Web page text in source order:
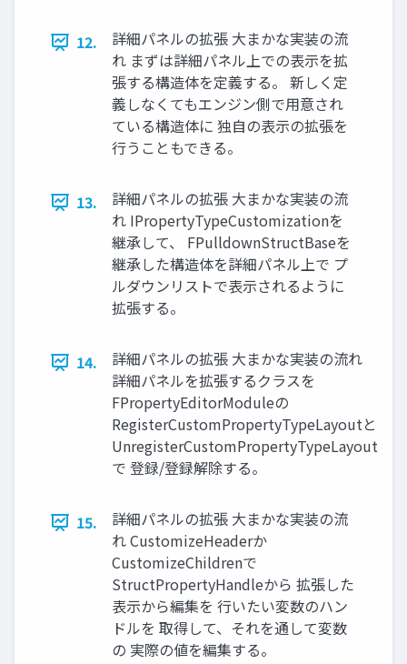
12.
詳細パネルの拡張 大まかな実装の流
れ まずは詳細パネル上での表示を拡
張する構造体を定義する。 新しく定
義しなくてもエンジン側で用意され
ている構造体に 独自の表示の拡張を
行うこともできる。
13.
詳細パネルの拡張 大まかな実装の流
れ IPropertyTypeCustomizationを
継承して、 FPulldownStructBaseを
継承した構造体を詳細パネル上で プ
ルダウンリストで表示されるように
拡張する。
14.
詳細パネルの拡張 大まかな実装の流れ
詳細パネルを拡張するクラスを
FPropertyEditorModuleの
RegisterCustomPropertyTypeLayoutと
UnregisterCustomPropertyTypeLayout
で 登録/登録解除する。
15.
詳細パネルの拡張 大まかな実装の流
れ CustomizeHeaderか
CustomizeChildrenで
StructPropertyHandleから 拡張した
表示から編集を 行いたい変数のハン
ドルを 取得して、それを通して変数
の 実際の値を編集する。